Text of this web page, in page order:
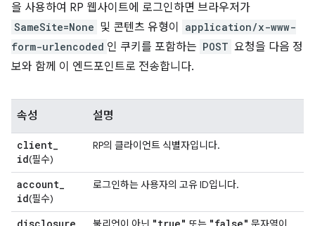
을 사용하여 RP 웹사이트에 로그인하면 브라우저가
SameSite=None 및 콘텐츠 유형이
application/x-www-
form-urlencoded 인 쿠키를 포함하는 POST 요청을 다음 정
보와 함께 이 엔드포인트로 전송합니다.
속성 설명
client_
id(필수)
RP의 클라이언트 식별자입니다.
account_
id(필수)
로그인하는 사용자의 고유 ID입니다.